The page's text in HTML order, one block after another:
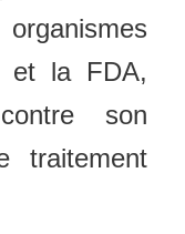
et la FDA,
son
traitement